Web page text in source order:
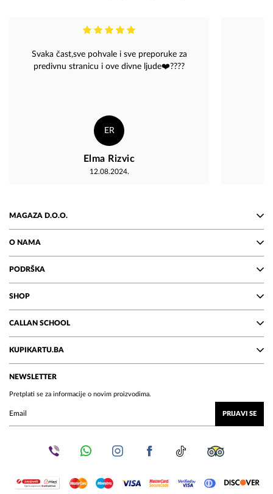
Svaka čast,sve pohvale i sve preporuke za
predivnu stranicu i ove divne ljude❤️????
ER
Elma Rizvic
12.08.2024.
MAGAZA D.O.O.
O NAMA
PODRŠKA
SHOP
CALLAN SCHOOL
KUPIKARTU.BA
NEWSLETTER
Pretplati se za informacije o novim proizvodima.
PRIJAVI SE